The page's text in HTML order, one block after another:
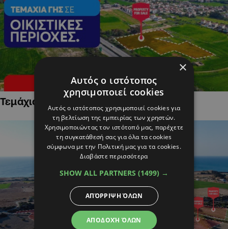
Τεμάχια Γης σε Οικιστικές Περιοχές
×
Αυτός ο ιστότοπος
χρησιμοποιεί cookies
Αυτός ο ιστότοπος χρησιμοποιεί cookies για
τη βελτίωση της εμπειρίας των χρηστών.
Χρησιμοποιώντας τον ιστότοπό μας, παρέχετε
τη συγκατάθεσή σας για όλα τα cookies
σύμφωνα με την Πολιτική μας για τα cookies.
Διαβάστε περισσότερα
SHOW ALL PARTNERS (1499) →
ΑΠΟΔΟΧΉ ΌΛΩΝ
ΑΠΌΡΡΙΨΗ ΌΛΩΝ